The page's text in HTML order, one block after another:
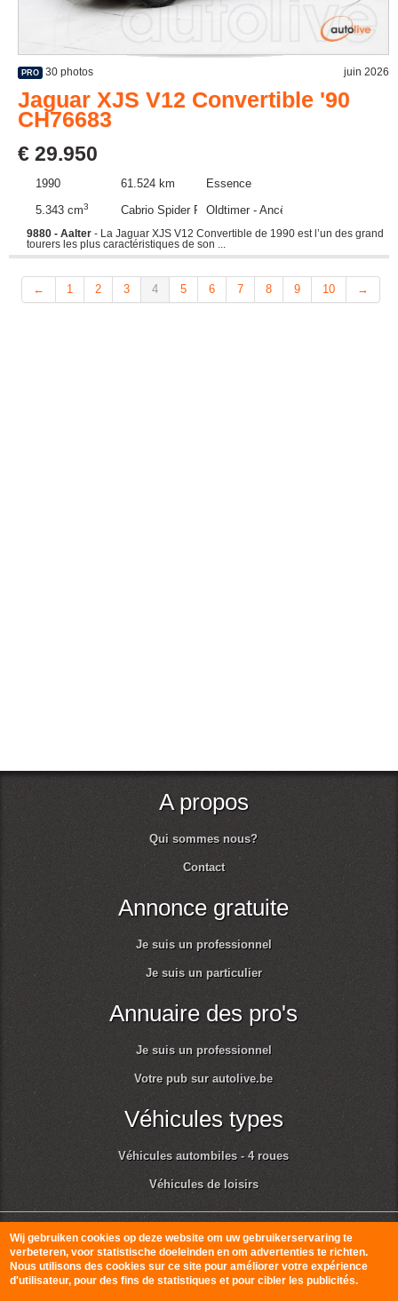
PRO 30 photos juin 2026
Jaguar XJS V12 Convertible '90
CH76683
€ 29.950
1990 61.524 km
Essence
5.343 cm3 Cabrio Spider RoadsterOldtimer - Ancêtre
9880 - Aalter - La Jaguar XJS V12 Convertible de 1990 est l’un des grand
tourers les plus caractéristiques de son ...
← 1 2 3 4 5 6 7 8 9 10 →
A propos
Qui sommes nous?
Contact
Annonce gratuite
Je suis un professionnel
Je suis un particulier
Annuaire des pro's
Je suis un professionnel
Votre pub sur autolive.be
Véhicules types
Véhicules autombiles - 4 roues
Véhicules de loisirs
© Autolive 2010-2026Conditions générales d'utilisation et respect de la vie
privée
Wij gebruiken cookies op deze website om uw gebruikerservaring te
verbeteren, voor statistische doeleinden en om advertenties te richten.
Nous utilisons des cookies sur ce site pour améliorer votre expérience
d'utilisateur, pour des fins de statistiques et pour cibler les publicités.